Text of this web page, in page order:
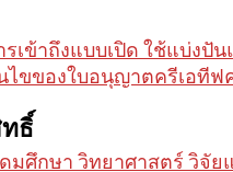
รเข้าถึงแบบเปิด ใช้แบ่งปั
ไขของใบอนุญาตครีเอที
ธิ์
มศึกษา วิทยาศาสตร์ วิจัย